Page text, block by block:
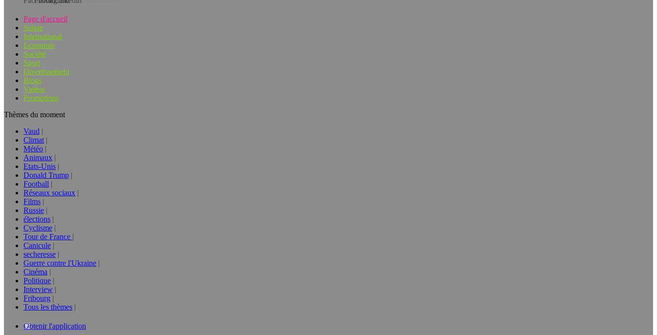
Page d'accueil
Suisse
International
Economie
Société
Sport
Divertissement
Blogs
Vidéos
Promotions
Thèmes du moment
Vaud
Climat
Météo
Animaux
Etats-Unis
Donald Trump
Football
Réseaux sociaux
Films
Russie
élections
Cyclisme
Tour de France
Canicule
secheresse
Guerre contre l'Ukraine
Cinéma
Politique
Interview
Fribourg
Tous les thèmes
Obtenir l'application